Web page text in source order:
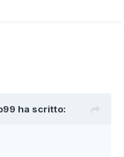
ha scritto: